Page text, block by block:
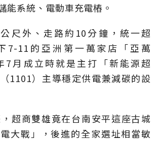
能系統、電動車充電樁。
尺外、走路約10分鐘，統一超
7-11的亞洲第一萬家店「亞萬
7月成立時就是主打「新能源超
1101）主導穩定供電兼減碳的設
超商雙雄竟在台南安平這座古城
大戰」，後進的全家選址相當敏